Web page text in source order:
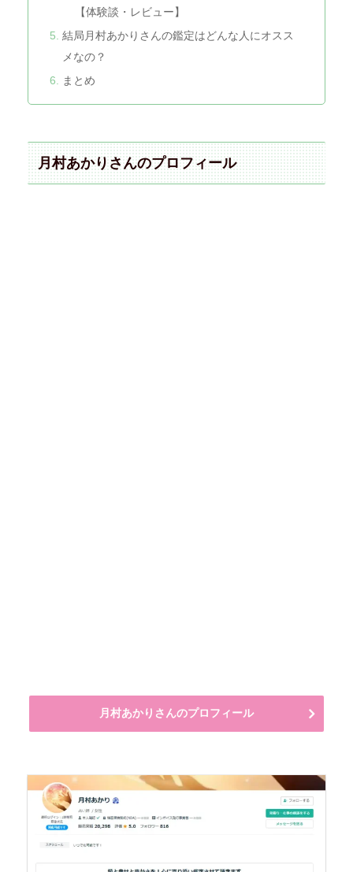
【体験談・レビュー】
結局月村あかりさんの鑑定はどんな人にオスス
メなの？
まとめ
月村あかりさんのプロフィール
月村あかりさんのプロフィール